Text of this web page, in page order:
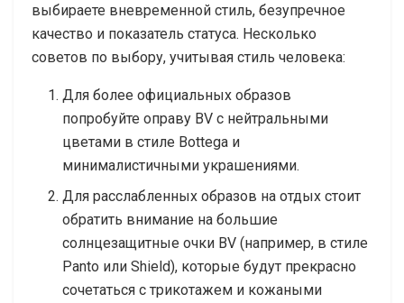
выбираете вневременной стиль, безупречное
качество и показатель статуса. Несколько
советов по выбору, учитывая стиль человека:
Для более официальных образов
попробуйте оправу BV с нейтральными
цветами в стиле Bottega и
минималистичными украшениями.
Для расслабленных образов на отдых стоит
обратить внимание на большие
солнцезащитные очки BV (например, в стиле
Panto или Shield), которые будут прекрасно
сочетаться с трикотажем и кожаными